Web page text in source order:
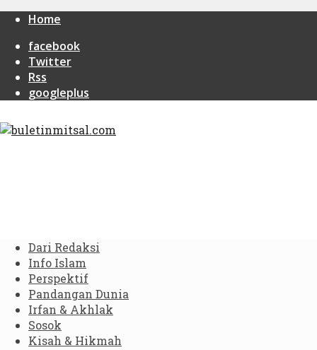
Home
facebook
Twitter
Rss
googleplus
Dari Redaksi
Info Islam
Perspektif
Pandangan Dunia
Irfan & Akhlak
Sosok
Kisah & Hikmah